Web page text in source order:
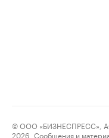
© ООО «БИЗНЕСПРЕСС»,
2026. Сообщения и